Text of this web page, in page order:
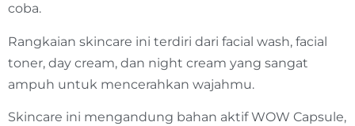
coba.
Rangkaian skincare ini terdiri dari facial wash, facial
toner, day cream, dan night cream yang sangat
ampuh untuk mencerahkan wajahmu.
Skincare ini mengandung bahan aktif WOW Capsule,